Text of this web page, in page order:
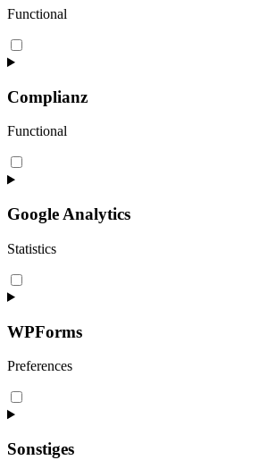
Functional
Consent
to
wpml
Complianz
Functional
Consent
to
complianz
Google Analytics
Statistics
Consent
to
google-
analytics
WPForms
Preferences
Consent
to
wpforms
Sonstiges